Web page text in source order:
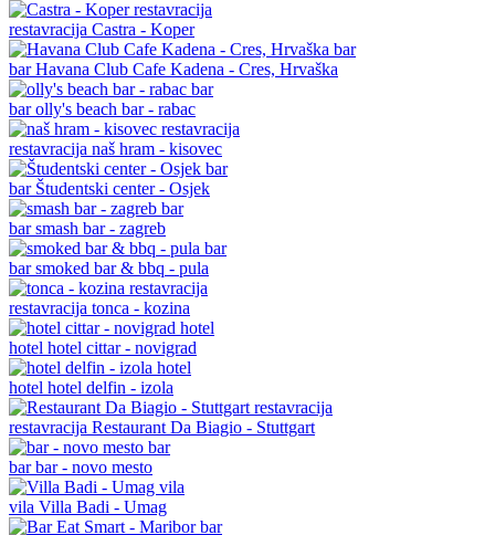
restavracija Castra - Koper
barHavana Club Cafe Kadena - Cres, Hrvaška
barolly's beach bar - rabac
restavracija naš hram - kisovec
bar Študentski center - Osjek
barsmash bar - zagreb
barsmoked bar & bbq - pula
restavracija tonca - kozina
hotel hotel cittar - novigrad
hotel hotel delfin - izola
restavracija Restaurant Da Biagio - Stuttgart
barbar - novo mesto
vila Villa Badi - Umag